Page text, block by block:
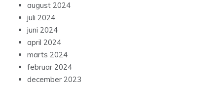
august 2024
juli 2024
juni 2024
april 2024
marts 2024
februar 2024
december 2023